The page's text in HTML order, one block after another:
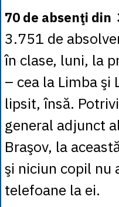
70 de absenţi din
3.751 de
în clase, luni, la
– cea la Limba
lipsit, însă.
general adjunct
Braşov, la
şi niciun copil nu
telefoane la ei.